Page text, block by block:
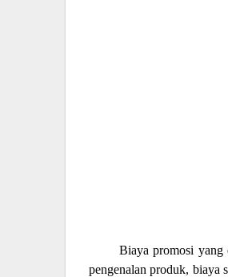
Biaya promosi yang
pengenalan produk, biaya